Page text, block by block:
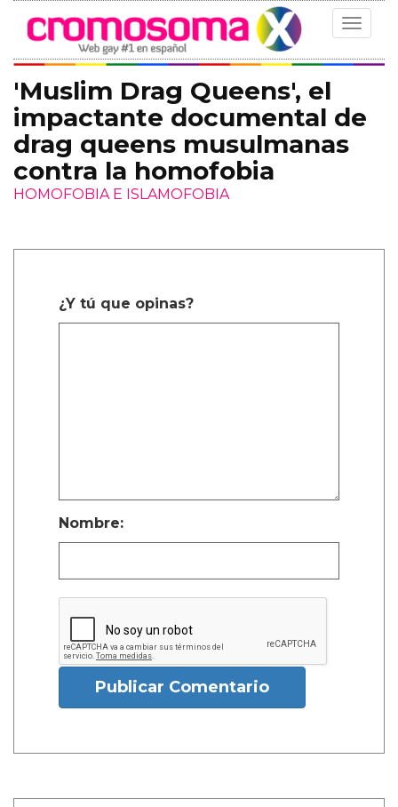
Toggle
'Muslim Drag Queens', el
impactante documental de
drag queens musulmanas
contra la homofobia
HOMOFOBIA E ISLAMOFOBIA
¿Y tú que opinas?
Nombre:
Publicar Comentario